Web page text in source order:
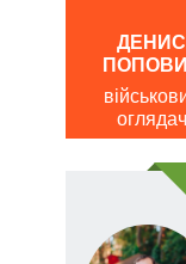
ДЕНИС
оглядач